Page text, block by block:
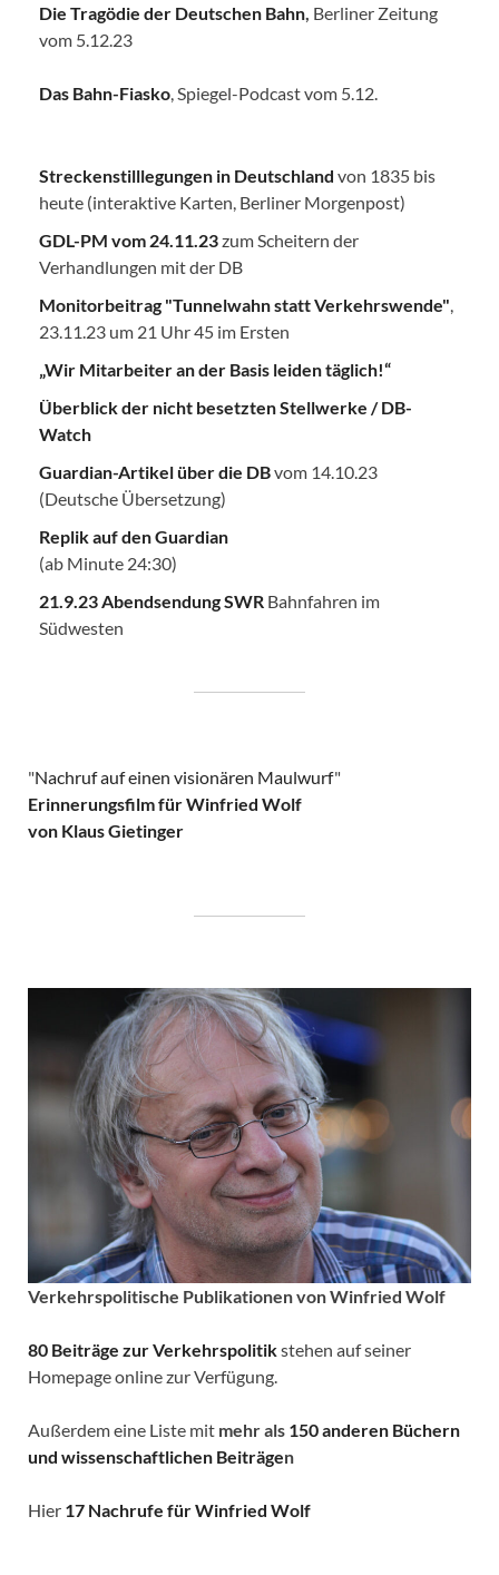
Die Tragödie der Deutschen Bahn Berliner Zeitung
vom 5.12.23
Das Bahn-Fiasko , Spiegel-Podcast vom 5.12.
Streckenstilllegungen in Deutschland von 1835 bis
heute (interaktive Karten, Berliner Morgenpost)
GDL-PM vom 24.11.23zum Scheitern der
Verhandlungen mit der DB
Monitorbeitrag "Tunnelwahn statt Verkehrswende"
23.11.23 um 21 Uhr 45 im Ersten
„Wir Mitarbeiter an der Basis leiden täglich!“
Überblick der nicht besetzten Stellwerke / DB-
Watch
Guardian-Artikel über die DBvom 14.10.23
(Deutsche Übersetzung)
Replik auf den Guardian
(ab Minute 24:30)
21.9.23 Abendsendung SWR Bahnfahren im
Südwesten
"Nachruf auf einen visionären Maulwurf"
Erinnerungsfilm für Winfried Wolf
von Klaus Gietinger
Verkehrspolitische Publikationen von Winfried Wolf
80 Beiträge zur Verkehrspolitikstehen auf seiner
Homepage online zur Verfügung.
Außerdem eine Liste mit mehr als 150 anderen Büchern
und wissenschaftlichen Beiträgen
Hier 17 Nachrufe für Winfried Wolf